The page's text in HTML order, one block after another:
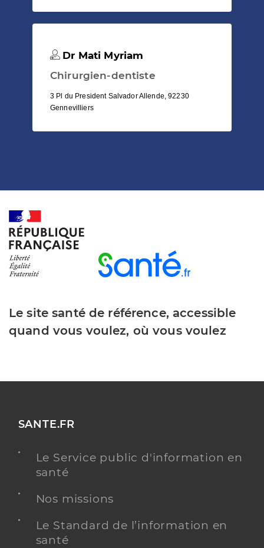
Dr Mati Myriam
Chirurgien-dentiste
3 Pl du President Salvador Allende, 92230
Gennevilliers
Le site santé de référence, accessible
quand vous voulez, où vous voulez
SANTE.FR
Le Service public d'information en
santé
Nos missions
Le Standard de l’information en
santé